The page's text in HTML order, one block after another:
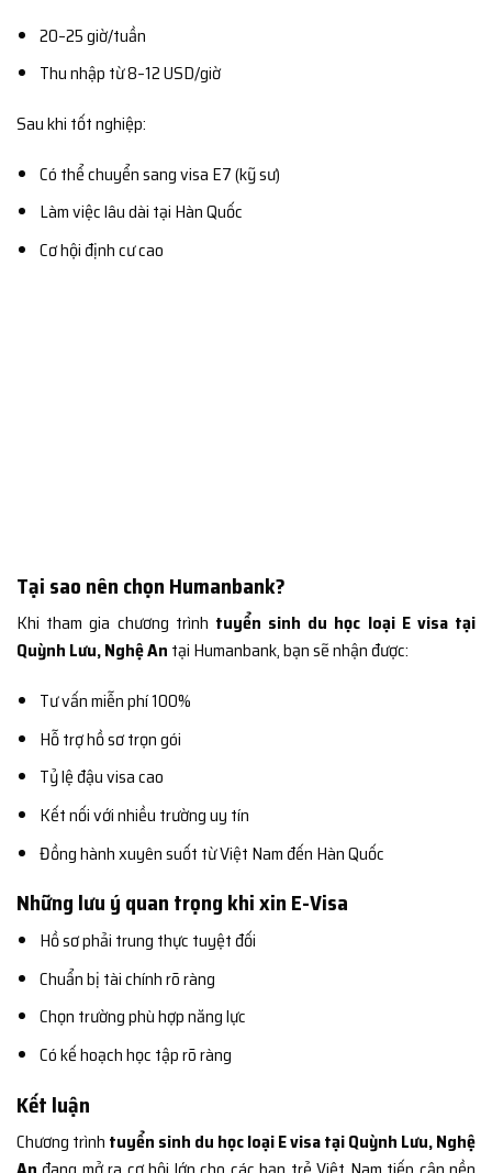
20–25 giờ/tuần
Thu nhập từ 8–12 USD/giờ
Sau khi tốt nghiệp:
Có thể chuyển sang visa E7 (kỹ sư)
Làm việc lâu dài tại Hàn Quốc
Cơ hội định cư cao
Tại sao nên chọn Humanbank?
Khi tham gia chương trình tuyển sinh du học loại E visa tại
Quỳnh Lưu, Nghệ An tại Humanbank, bạn sẽ nhận được:
Tư vấn miễn phí 100%
Hỗ trợ hồ sơ trọn gói
Tỷ lệ đậu visa cao
Kết nối với nhiều trường uy tín
Đồng hành xuyên suốt từ Việt Nam đến Hàn Quốc
Những lưu ý quan trọng khi xin E-Visa
Hồ sơ phải trung thực tuyệt đối
Chuẩn bị tài chính rõ ràng
Chọn trường phù hợp năng lực
Có kế hoạch học tập rõ ràng
Kết luận
Chương trình tuyển sinh du học loại E visa tại Quỳnh Lưu, Nghệ